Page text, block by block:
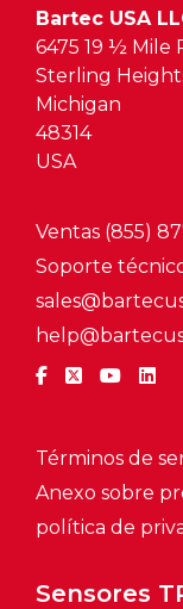
Bartec USA
6475 19 ½ Mile
Sterling
Michigan
48314
USA
Sensores
Ventas (855)
Soporte
Términos de
Anexo sobre
política de